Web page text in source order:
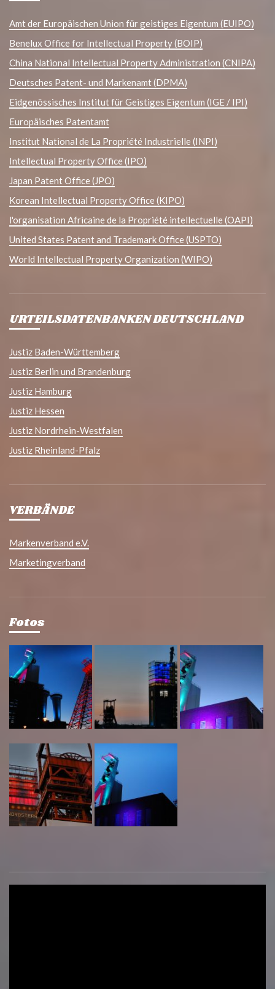
Amt der Europäischen Union für geistiges Eigentum (EUIPO)
Benelux Office for Intellectual Property (BOIP)
China National Intellectual Property Administration (CNIPA)
Deutsches Patent- und Markenamt (DPMA)
Eidgenössisches Institut für Geistiges Eigentum (IGE / IPI)
Europäisches Patentamt
Institut National de La Propriété Industrielle (INPI)
Intellectual Property Office (IPO)
Japan Patent Office (JPO)
Korean Intellectual Property Office (KIPO)
l'organisation Africaine de la Propriété intellectuelle (OAPI)
United States Patent and Trademark Office (USPTO)
World Intellectual Property Organization (WIPO)
URTEILSDATENBANKEN DEUTSCHLAND
Justiz Baden-Württemberg
Justiz Berlin und Brandenburg
Justiz Hamburg
Justiz Hessen
Justiz Nordrhein-Westfalen
Justiz Rheinland-Pfalz
VERBÄNDE
Markenverband e.V.
Marketingverband
Fotos